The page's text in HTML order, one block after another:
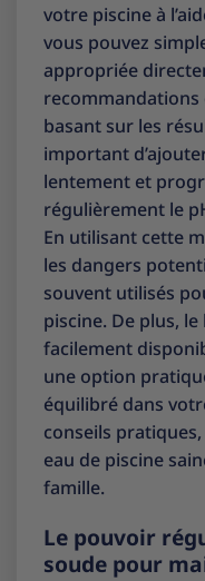
votre piscine à
vous pouvez
appropriée
basant sur les
important
lentement et
régulièrement le
En utilisant cette
les dangers
souvent utilisés
piscine. De plus,
facilement
une option
équilibré dans
conseils
eau de piscine
famille.
Le pouvoir
soude pour